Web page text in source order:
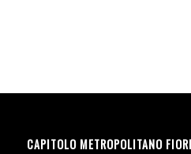
CAPITOLO METROPOLITANO